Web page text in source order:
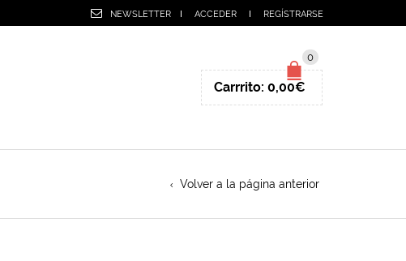
NEWSLETTER ACCEDER REGÍSTRARSE
0
Carrrito: 0,00€
Volver a la página anterior